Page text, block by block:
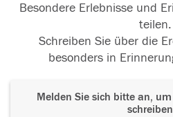
Besondere Erlebnisse und
teilen.
Schreiben Sie über die
besonders in
Melden Sie sich bitte an,
schreiben